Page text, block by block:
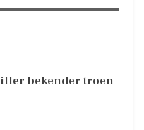
bekender troen